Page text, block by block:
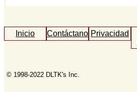
Inicio ContáctanosPrivacidad
© 1998-2022 DLTK's Inc.